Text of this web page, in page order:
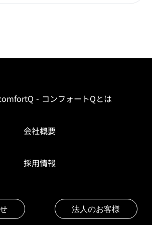
- コンフォートQとは
会社概要
採用情報
法人のお客様